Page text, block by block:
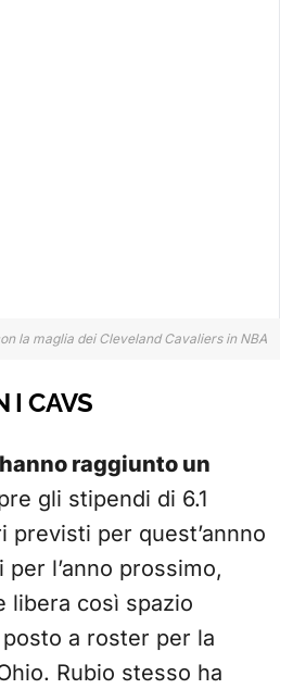
la maglia dei Cleveland Cavaliers in NBA
I CAVS
raggiunto un
gli stipendi di 6.1
previsti per quest’annno
l’anno prossimo,
libera così spazio
a roster per la
Rubio stesso ha